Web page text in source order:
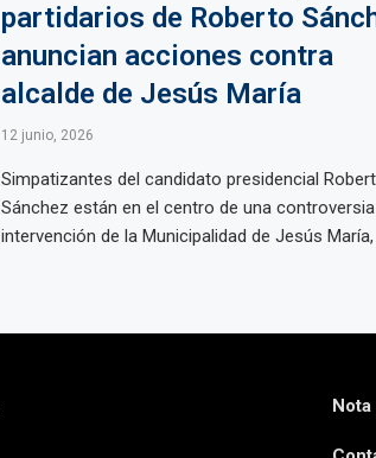
partidarios de Roberto
anuncian acciones contra
alcalde de Jesús María
12 junio, 2026
Simpatizantes del candidato presidencial
Sánchez están en el centro de una
intervención de la Municipalidad de Jesús María,
Nota